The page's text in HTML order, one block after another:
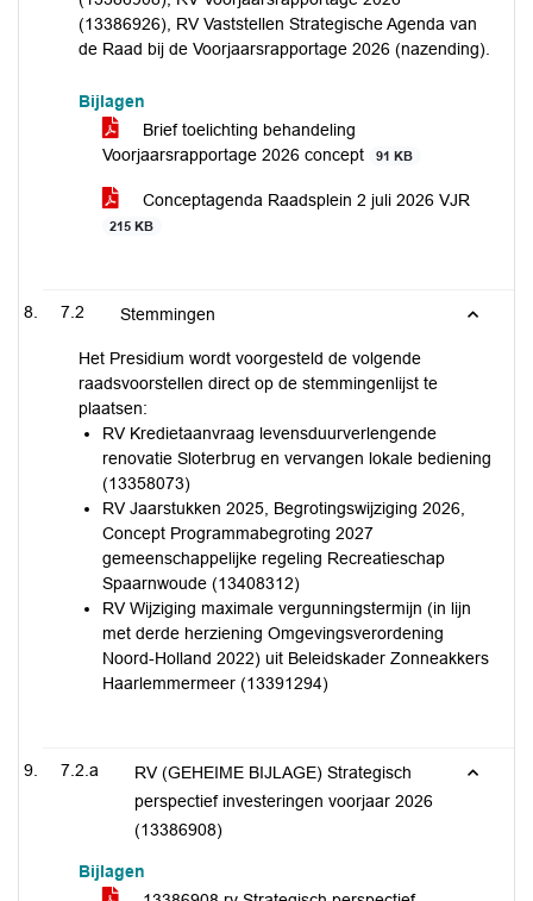
(13386926), RV Vaststellen Strategische Agenda van
de Raad bij de Voorjaarsrapportage 2026 (nazending).
Bijlagen
Brief toelichting behandeling
Voorjaarsrapportage 2026 concept
91 KB
Conceptagenda Raadsplein 2 juli 2026 VJR
215 KB
7.2 Stemmingen
Het Presidium wordt voorgesteld de volgende
raadsvoorstellen direct op de stemmingenlijst te
plaatsen:
RV Kredietaanvraag levensduurverlengende
renovatie Sloterbrug en vervangen lokale bediening
(13358073)
RV Jaarstukken 2025, Begrotingswijziging 2026,
Concept Programmabegroting 2027
gemeenschappelijke regeling Recreatieschap
Spaarnwoude (13408312)
RV Wijziging maximale vergunningstermijn (in lijn
met derde herziening Omgevingsverordening
Noord-Holland 2022) uit Beleidskader Zonneakkers
Haarlemmermeer (13391294)
7.2.a
RV (GEHEIME BIJLAGE) Strategisch
perspectief investeringen voorjaar 2026
(13386908)
Bijlagen